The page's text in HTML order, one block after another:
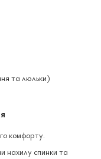
та люльки)
комфорту.
нахилу спинки та